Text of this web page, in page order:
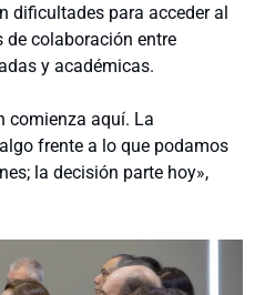
dificultades para acceder al
de colaboración entre
y académicas.
comienza aquí. La
frente a lo que podamos
la decisión parte hoy»,